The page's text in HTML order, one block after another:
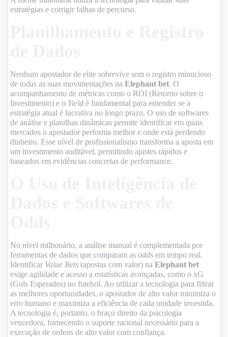
estratégias e corrigir falhas de percurso.
Nenhum apostador de elite sobrevive sem o registro minucioso
de todas as suas movimentações na Elephant bet. O
acompanhamento de métricas como o ROI (Retorno sobre o
Investimento) e o Yield é fundamental para entender se a
estratégia atual é lucrativa no longo prazo. O uso de softwares
de análise e planilhas dinâmicas permite identificar em quais
mercados o apostador performa melhor e onde está perdendo
dinheiro. Esse nível de profissionalismo transforma a aposta em
um investimento auditável, permitindo ajustes rápidos e
baseados em evidências concretas de performance.
No nível milhonário, a análise manual é complementada por
ferramentas de dados que comparam as odds em tempo real.
Identificar Value Bets (apostas com valor) na Elephant bet
exige agilidade e acesso a estatísticas avançadas, como o xG
(Gols Esperados) no futebol. Ao utilizar a tecnologia para filtrar
as melhores oportunidades, o apostador de alto valor minimiza o
erro humano e maximiza a eficiência de cada unidade investida.
A tecnologia é, portanto, o braço direito da psicologia
vencedora, fornecendo o suporte racional necessário para a
execução de ordens de alto valor com confiança.